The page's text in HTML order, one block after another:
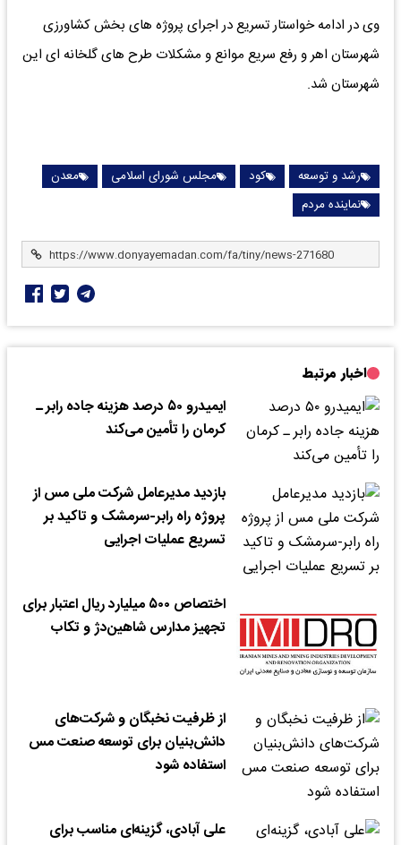
وی در ادامه خواستار تسریع در اجرای پروژه های بخش کشاورزی
شهرستان اهر و رفع سریع موانع و مشکلات طرح های گلخانه ای این
شهرستان شد.
رشد و توسعه کود مجلس شورای اسلامی
معدن
نماینده مردم
اخبار مرتبط
ایمیدرو ۵۰ درصد هزینه جاده رابر ـ
کرمان را تأمین می‌کند
بازدید مدیرعامل شرکت ملی مس از
پروژه راه رابر-سرمشک و تاکید بر
تسریع عملیات اجرایی
اختصاص ۵۰۰ میلیارد ریال اعتبار برای
تجهیز مدارس شاهین‌دژ و تکاب
از ظرفیت نخبگان و شرکت‌های
دانش‌بنیان برای توسعه صنعت مس
استفاده شود
علی آبادی، گزینه‌ای مناسب برای